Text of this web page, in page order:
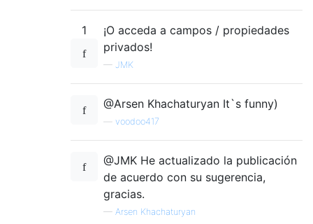
1
¡O acceda a campos / propiedades
privados!
— JMK
@Arsen Khachaturyan It`s funny)
voodoo417
@JMK He actualizado la publicación
de acuerdo con su sugerencia,
gracias.
— Arsen Khachaturyan